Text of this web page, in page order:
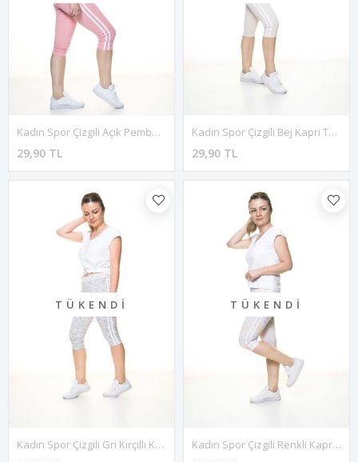
Kadın Spor Çizgili Açık Pembe Kapri Tayt 11C-4018
29,90 TL
Kadın Spor Çizgili Bej Kapri Tayt 11C-4017
29,90 TL
TÜKENDI
Kadın Spor Çizgili Gri Kırçıllı Kapri Tayt 11C-4016
TÜKENDI
Kadın Spor Çizgili Renkli Kapri Tayt 11C-4014